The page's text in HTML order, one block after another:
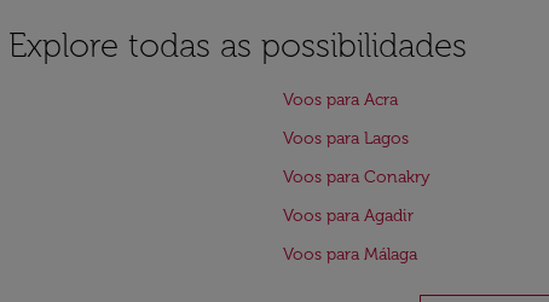
todas as possibilidades
Voos para Acra
Voos para Lagos
Voos para Conakry
Voos para Agadir
Voos para Málaga